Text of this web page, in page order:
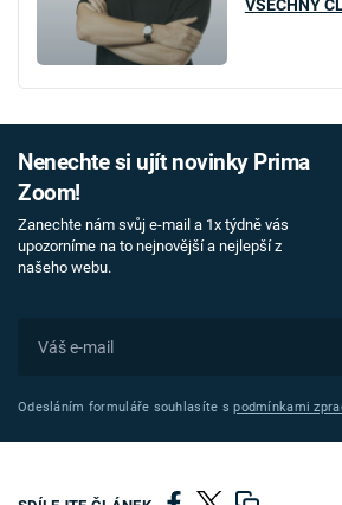
VŠECHNY
Nenechte si ujít novinky Prima
Zoom!
Zanechte nám svůj e-mail a 1x týdně vás
upozorníme na to nejnovější a nejlepší z
našeho webu.
Odesláním formuláře souhlasíte spodmínkami